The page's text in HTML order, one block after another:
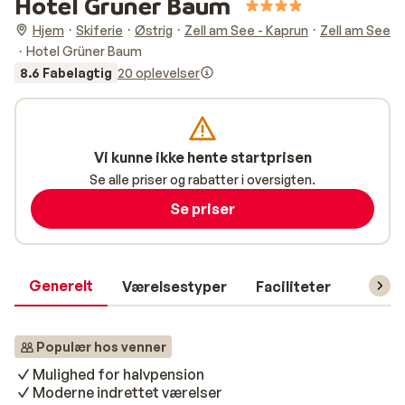
Hjem Skiferie Østrig Zell am See - Kaprun
Zell am See
Hotel Grüner Baum
8.6 Fabelagtig 20 oplevelser
Generelt Værelsestyper Faciliteter
Populær hos venner
Mulighed for halvpension
Moderne indrettet værelser
Vi kunne ikke hente startprisen
Se alle priser og rabatter i oversigten.
Se priser